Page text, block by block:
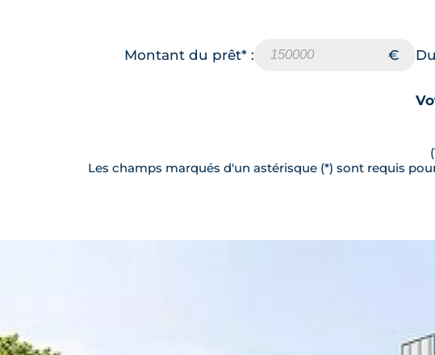
Montant du prêt* :
Les champs marqués d'un astérisque (*) sont requis